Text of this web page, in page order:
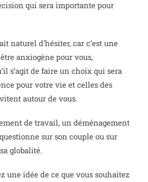
qui sera importante pour
naturel d’hésiter, car c’est une
anxiogène pour vous,
s’agit de faire un choix qui sera
pour votre vie et celles des
autour de vous.
de travail, un déménagement
sur son couple ou sur
globalité.
une idée de ce que vous souhaitez